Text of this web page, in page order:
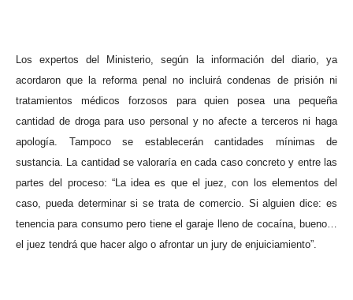
Los expertos del Ministerio, según la información del diario, ya
acordaron que la reforma penal no incluirá condenas de prisión ni
tratamientos médicos forzosos para quien posea una pequeña
cantidad de droga para uso personal y no afecte a terceros ni haga
apología. Tampoco se establecerán cantidades mínimas de
sustancia. La cantidad se valoraría en cada caso concreto y entre las
partes del proceso: “La idea es que el juez, con los elementos del
caso, pueda determinar si se trata de comercio. Si alguien dice: es
tenencia para consumo pero tiene el garaje lleno de cocaína, bueno…
el juez tendrá que hacer algo o afrontar un jury de enjuiciamiento”.